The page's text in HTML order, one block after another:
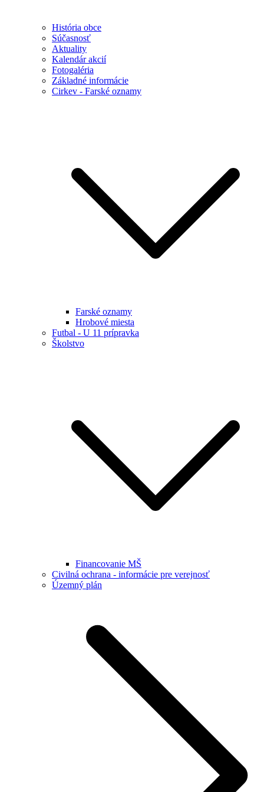
História obce
Súčasnosť
Aktuality
Kalendár akcií
Fotogaléria
Základné informácie
Cirkev - Farské oznamy
Farské oznamy
Hrobové miesta
Futbal - U 11 prípravka
Školstvo
Financovanie MŠ
Civilná ochrana - informácie pre verejnosť
Územný plán